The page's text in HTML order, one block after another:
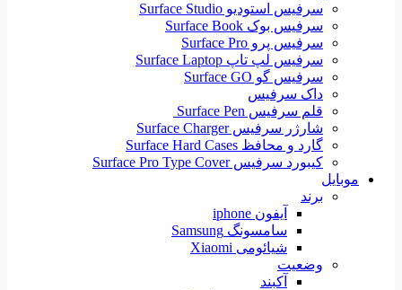
سرفیس استودیو Surface Studio
سرفیس بوک Surface Book
سرفیس پرو Surface Pro
سرفیس لپ تاپ Surface Laptop
سرفیس گو Surface GO
داک سرفیس
قلم سرفیس Surface Pen
شارژر سرفیس Surface Charger
گارد و محافظ Surface Hard Cases
کیبورد سرفیس Surface Pro Type Cover
موبایل
برند
آیفون iphone
سامسونگ Samsung
شیائومی Xiaomi
وضعیت
آکبند